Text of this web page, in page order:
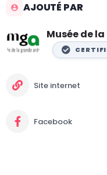
AJOUTÉ PAR
Musée de
Site internet
Facebook